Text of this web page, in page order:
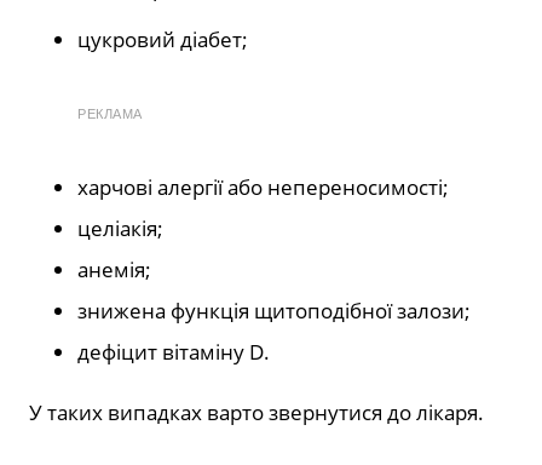
цукровий діабет;
РЕКЛАМА
харчові алергії або непереносимості;
целіакія;
анемія;
знижена функція щитоподібної залози;
дефіцит вітаміну D.
У таких випадках варто звернутися до лікаря.